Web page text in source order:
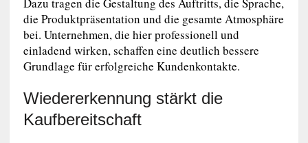
die Produktpräsentation und die gesamte Atmosphäre
bei. Unternehmen, die hier professionell und
einladend wirken, schaffen eine deutlich bessere
Grundlage für erfolgreiche Kundenkontakte.
Wiedererkennung stärkt die
Kaufbereitschaft